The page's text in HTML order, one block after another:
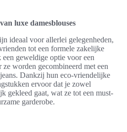
luxe damesblouses
ideaal voor allerlei gelegenheden,
tot een formele zakelijke
geweldige optie voor een
worden gecombineerd met een
Dankzij hun eco-vriendelijke
ervoor dat je zowel
gekleed gaat, wat ze tot een must-
garderobe.